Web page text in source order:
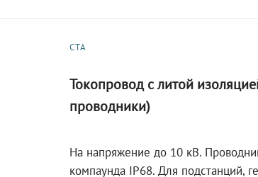
СТА
Токопровод с литой
проводники)
На напряжение до 10 кВ.
компаунда IP68. Для подстанций,